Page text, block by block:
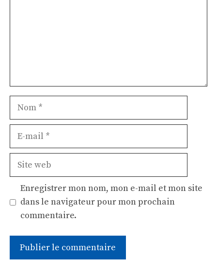
Nom
Site
Enregistrer mon nom, mon e-mail et mon site
dans le navigateur pour mon prochain
commentaire.